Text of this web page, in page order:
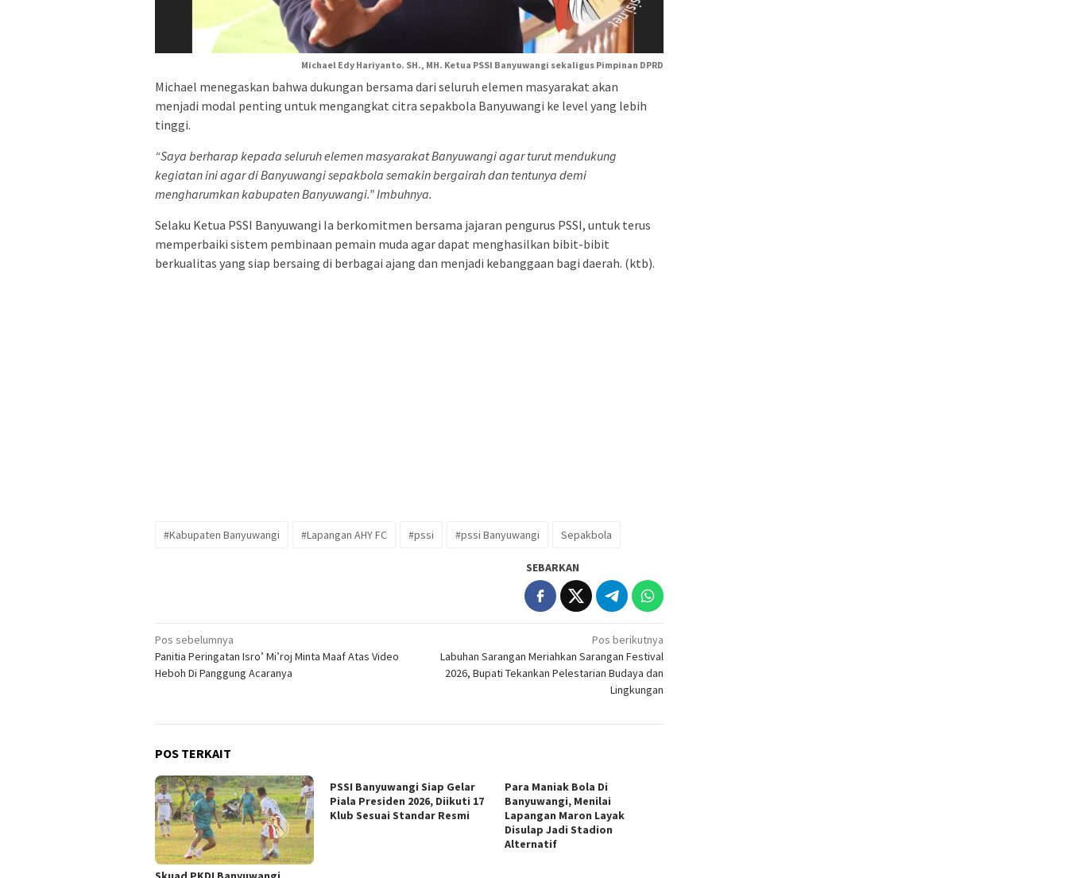
Michael Edy Hariyanto. SH., MH. Ketua PSSI Banyuwangi sekaligus Pimpinan DPRD
Michael menegaskan bahwa dukungan bersama dari seluruh elemen masyarakat akan
menjadi modal penting untuk mengangkat citra sepakbola Banyuwangi ke level yang lebih
tinggi.
“Saya berharap kepada seluruh elemen masyarakat Banyuwangi agar turut mendukung
kegiatan ini agar di Banyuwangi sepakbola semakin bergairah dan tentunya demi
mengharumkan kabupaten Banyuwangi.” Imbuhnya.
Selaku Ketua PSSI Banyuwangi Ia berkomitmen bersama jajaran pengurus PSSI, untuk terus
memperbaiki sistem pembinaan pemain muda agar dapat menghasilkan bibit-bibit
berkualitas yang siap bersaing di berbagai ajang dan menjadi kebanggaan bagi daerah. (ktb).
#Kabupaten Banyuwangi #Lapangan AHY FC #pssi #pssi Banyuwangi Sepakbola
SEBARKAN
Navigasi
pos
Pos sebelumnya
Panitia Peringatan Isro’ Mi’roj Minta Maaf Atas Video
Heboh Di Panggung Acaranya
Pos berikutnya
Labuhan Sarangan Meriahkan Sarangan Festival
2026, Bupati Tekankan Pelestarian Budaya dan
Lingkungan
POS TERKAIT
PSSI Banyuwangi Siap Gelar
Piala Presiden 2026, Diikuti 17
Klub Sesuai Standar Resmi
Para Maniak Bola Di
Banyuwangi, Menilai
Lapangan Maron Layak
Disulap Jadi Stadion
Alternatif